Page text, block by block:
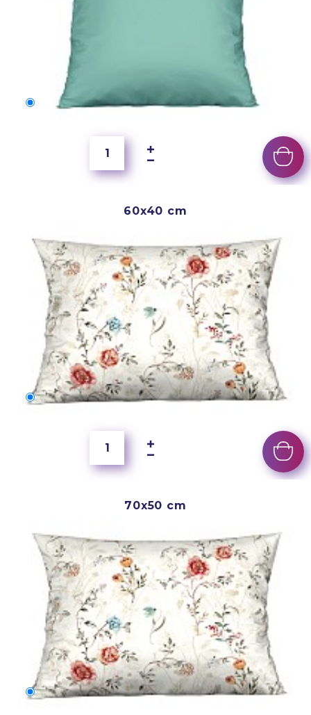
50x40 cm
60x40 cm
60x40 cm
70x50 cm
70x50 cm